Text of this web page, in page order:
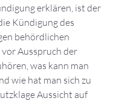
erklären, ist der
Kündigung des
behördlichen
Ausspruch der
was kann man
wie hat man sich zu
Aussicht auf